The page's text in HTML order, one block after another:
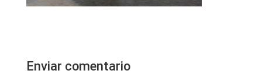
Enviar comentario